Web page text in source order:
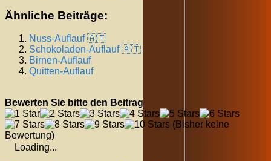
Ähnliche Beiträge:
Nuss-Auflauf 🇦🇹
Schokoladen-Auflauf 🇦🇹
Birnen-Auflauf
Quitten-Auflauf
Bewerten Sie bitte den Beitrag
(Bisher keine
Bewertung)
Loading...